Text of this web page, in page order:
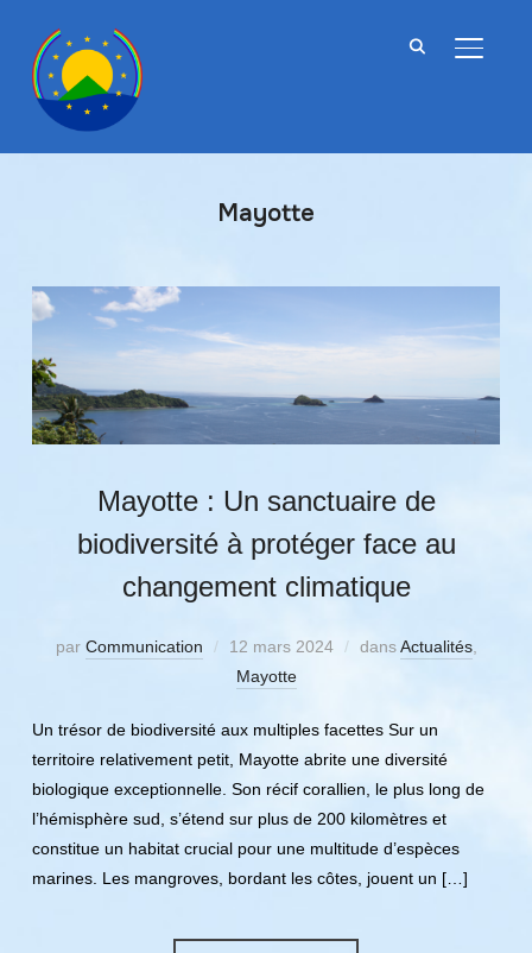
Mayotte
Mayotte : Un sanctuaire de
biodiversité à protéger face au
changement climatique
par Communication 12 mars 2024 dansActualités,
Mayotte
Un trésor de biodiversité aux multiples facettes Sur un
territoire relativement petit, Mayotte abrite une diversité
biologique exceptionnelle. Son récif corallien, le plus long de
l’hémisphère sud, s’étend sur plus de 200 kilomètres et
constitue un habitat crucial pour une multitude d’espèces
marines. Les mangroves, bordant les côtes, jouent un […]